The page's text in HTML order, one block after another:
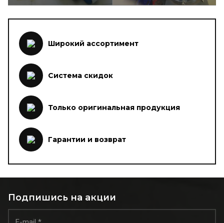
Широкий ассортимент
Система скидок
Только оригинальная продукция
Гарантии и возврат
Подпишись на акции